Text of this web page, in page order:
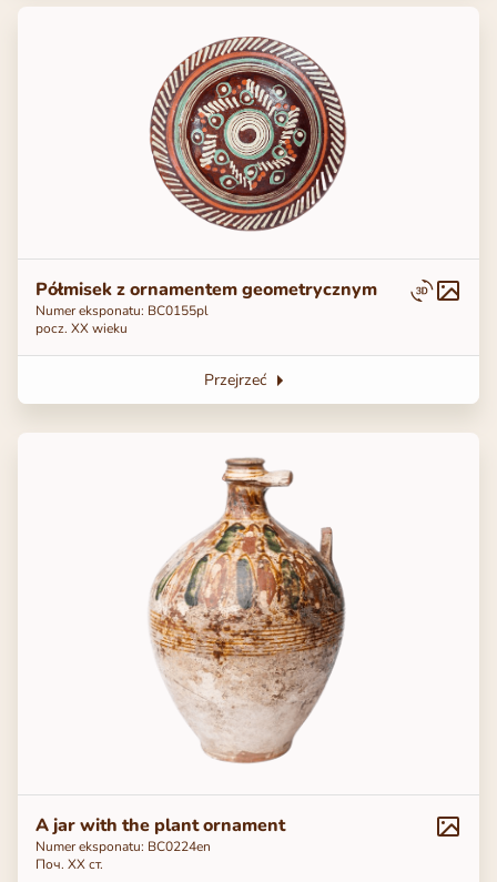
Półmisek z ornamentem geometrycznym
Numer eksponatu: ВС0155pl
pocz. XX wieku
Przejrzeć
A jar with the plant ornament
Numer eksponatu: ВС0224en
Поч. ХХ ст.